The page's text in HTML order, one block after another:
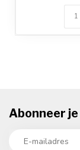
Abonneer